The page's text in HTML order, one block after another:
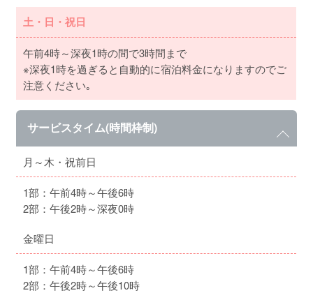
土・日・祝日
午前4時～深夜1時の間で3時間まで
※深夜1時を過ぎると自動的に宿泊料金になりますのでご
注意ください｡
サービスタイム(時間枠制)
月～木・祝前日
1部：午前4時～午後6時
2部：午後2時～深夜0時
金曜日
1部：午前4時～午後6時
2部：午後2時～午後10時